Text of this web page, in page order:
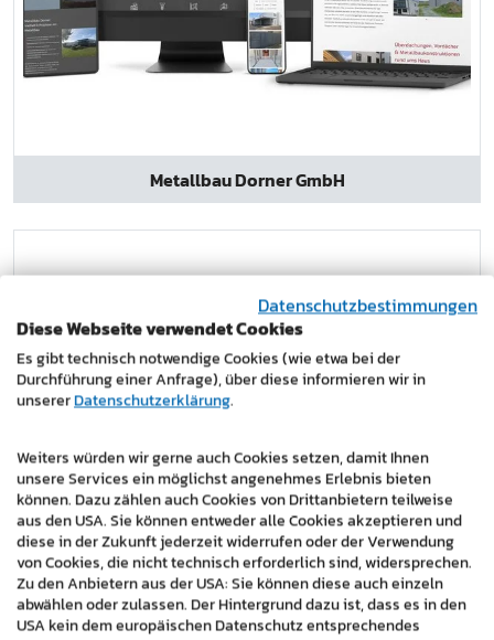
Metallbau Dorner GmbH
novum publishing gmbh
Datenschutzbestimmungen
Diese Webseite verwendet Cookies
Es gibt technisch notwendige Cookies (wie etwa bei der
Durchführung einer Anfrage), über diese informieren wir in
unsererDatenschutzerklärung.
Weiters würden wir gerne auch Cookies setzen, damit Ihnen
unsere Services ein möglichst angenehmes Erlebnis bieten
können. Dazu zählen auch Cookies von Drittanbietern teilweise
aus den USA. Sie können entweder alle Cookies akzeptieren und
diese in der Zukunft jederzeit widerrufen oder der Verwendung
von Cookies, die nicht technisch erforderlich sind, widersprechen.
Zu den Anbietern aus der USA: Sie können diese auch einzeln
abwählen oder zulassen. Der Hintergrund dazu ist, dass es in den
USA kein dem europäischen Datenschutz entsprechendes